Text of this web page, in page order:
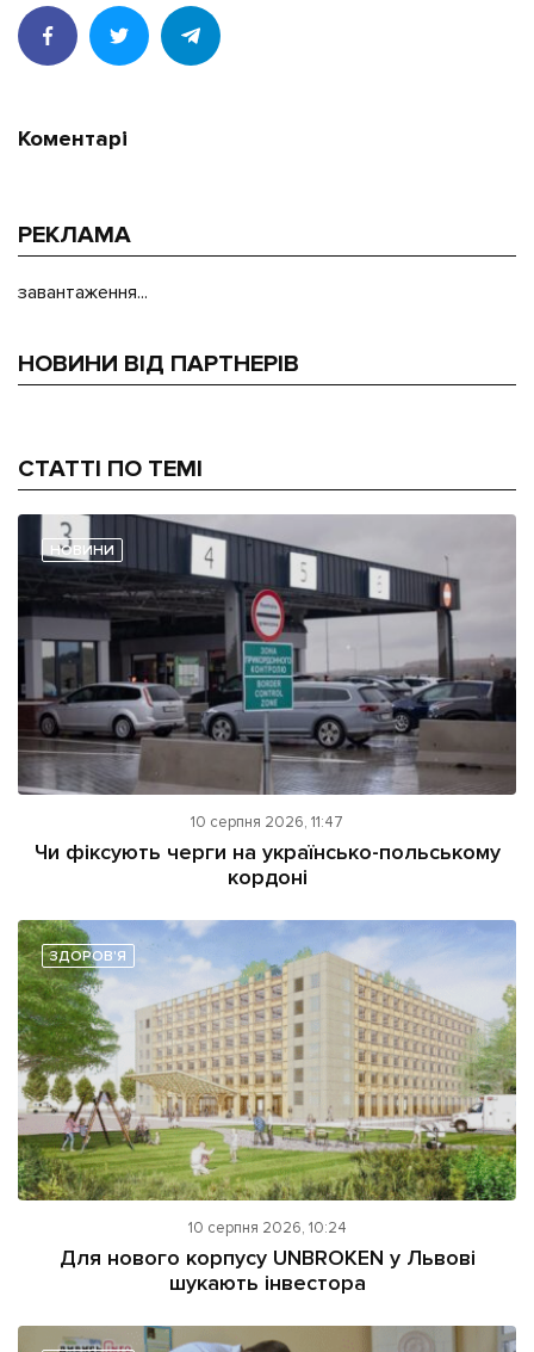
Коментарі
РЕКЛАМА
завантаження...
НОВИНИ ВІД ПАРТНЕРІВ
СТАТТІ ПО ТЕМІ
НОВИНИ
10 серпня 2026, 11:47
Чи фіксують черги на українсько-польському
кордоні
ЗДОРОВ'Я
10 серпня 2026, 10:24
Для нового корпусу UNBROKEN у Львові
шукають інвестора